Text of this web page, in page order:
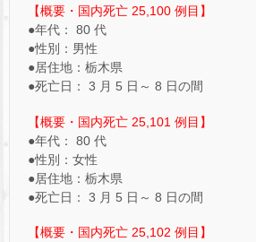
【概要・国内死亡 25,100 例目】
●年代： 80 代
●性別：男性
●居住地：栃木県
●死亡日： 3 月 5 日～ 8 日の間
【概要・国内死亡 25,101 例目】
●年代： 80 代
●性別：女性
●居住地：栃木県
●死亡日： 3 月 5 日～ 8 日の間
【概要・国内死亡 25,102 例目】